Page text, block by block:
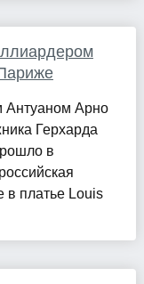
Антуаном Арно
Герхарда
в
в платье Louis